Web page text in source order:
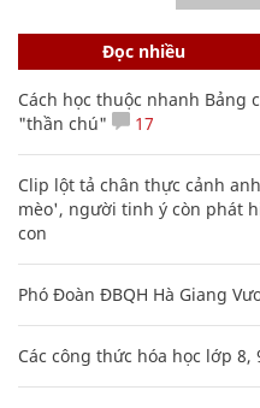
Đọc nhiều
Cách học thuộc nhanh
"thần chú"
17
Clip lột tả chân thực cảnh
mèo', người tinh ý còn phát
con
Phó Đoàn ĐBQH Hà Giang
Các công thức hóa học lớp